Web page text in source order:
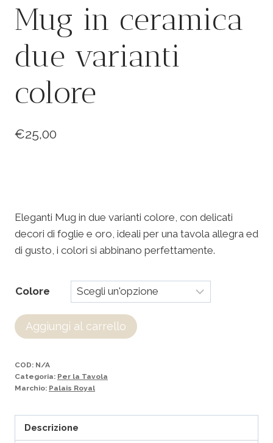
Mug in ceramica
due varianti
colore
€25,00
Eleganti Mug in due varianti colore, con delicati
decori di foglie e oro, ideali per una tavola allegra ed
di gusto, i colori si abbinano perfettamente.
Colore
Aggiungi al carrello
COD: N/A
Categoria: Per la Tavola
Marchio: Palais Royal
Descrizione